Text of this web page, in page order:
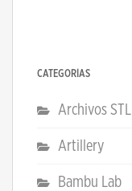
CATEGORÍAS
Archivos STL
Artillery
Bambu Lab